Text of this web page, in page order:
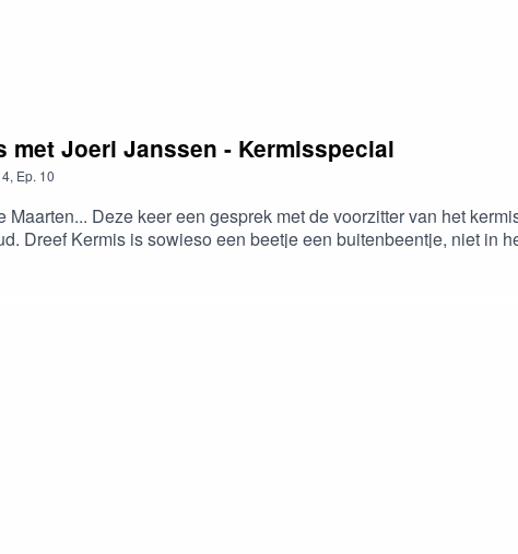
met Joeri Janssen - Kermisspecial
4, Ep. 10
Deze keer een gesprek met de voorzitter van het
Dreef Kermis is sowieso een beetje een buitenbeentje, niet in
was... Als gij er ook niks van kent gaat ge aangenaam verrast